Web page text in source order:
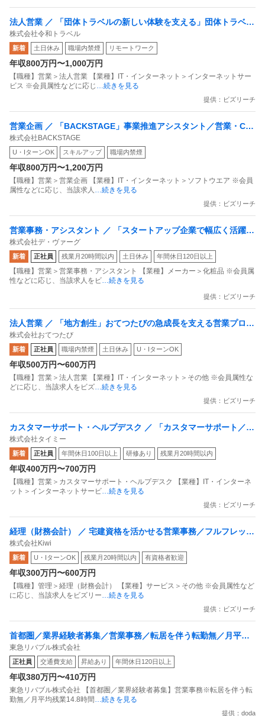
法人営業 ／ 「団体トラベルの新しい体験を支える」団体トラベ
ル・サポートスペシャリスト（営業事務）を募集します！
株式会社令和トラベル
新着 土日休み 職場内禁煙 リモートワーク
年収800万円〜1,000万円
【職種】営業＞法人営業 【業種】IT・インターネット＞インターネットサー
ビス ※会員属性などに応じ …続きを見る
提供：ビズリーチ
営業企画 ／ 「BACKSTAGE」事業推進アシスタント／営業・C
S・広報を横断／スピード環境で“ただの事務じゃない”キャリアへ
株式会社BACKSTAGE
U・IターンOK スキルアップ 職場内禁煙
年収800万円〜1,200万円
【職種】営業＞営業企画 【業種】IT・インターネット＞ソフトウエア ※会員
属性などに応じ、当該求人 …続きを見る
提供：ビズリーチ
営業事務・アシスタント ／ 「スタートアップ企業で幅広く活躍／
フレグランスで顧客の夢を支える営業事務」プライベートの充実
と成長の両立ができる環境
株式会社デ・ヴァーグ
新着 正社員 残業月20時間以内 土日休み 年間休日120日以上
【職種】営業＞営業事務・アシスタント 【業種】メーカー＞化粧品 ※会員属
性などに応じ、当該求人をビ…続きを見る
提供：ビズリーチ
法人営業 ／ 「地方創生」おてつたびの急成長を支える営業プロセ
スの仕組み化と／新たな地域インフラ創りに挑む仲間を募集！
株式会社おてつたび
新着 正社員 職場内禁煙 土日休み U・IターンOK
年収500万円〜600万円
【職種】営業＞法人営業 【業種】IT・インターネット＞その他 ※会員属性な
どに応じ、当該求人をビズ…続きを見る
提供：ビズリーチ
カスタマーサポート・ヘルプデスク ／ 「カスタマーサポート／フ
ルリモOK」「タイミー」を支えるカスタマーサポートを募
集！！！
株式会社タイミー
新着 正社員 年間休日100日以上 研修あり 残業月20時間以内
年収400万円〜700万円
【職種】営業＞カスタマーサポート・ヘルプデスク 【業種】IT・インターネ
ット＞インターネットサービ…続きを見る
提供：ビズリーチ
経理（財務会計） ／ 宅建資格を活かせる営業事務／フルフレック
ス・リモート相談可／働きやすい環境
株式会社Kiwi
新着 U・IターンOK 残業月20時間以内 有資格者歓迎
年収300万円〜600万円
【職種】管理＞経理（財務会計） 【業種】サービス＞その他 ※会員属性など
に応じ、当該求人をビズリー…続きを見る
提供：ビズリーチ
首都圏／業界経験者募集／営業事務／転居を伴う転勤無／月平均
残業14.8時間／育休取得率100％
東急リバブル株式会社
正社員 交通費支給 昇給あり 年間休日120日以上
年収380万円〜410万円
東急リバブル株式会社 【首都圏／業界経験者募集】営業事務※転居を伴う転
勤無／月平均残業14.8時間 …続きを見る
提供：doda